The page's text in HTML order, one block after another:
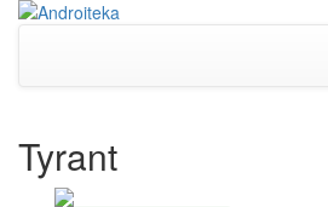
Tyrant